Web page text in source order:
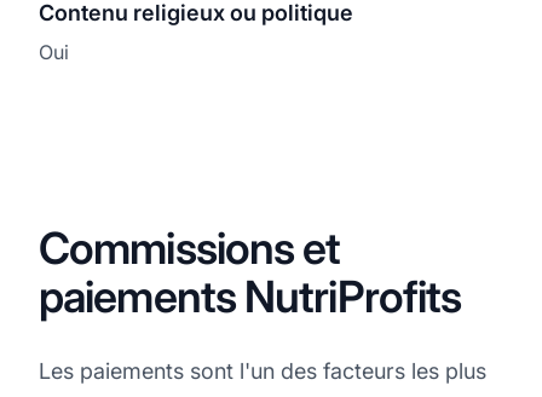
Contenu religieux ou politique
Oui
Commissions et
paiements NutriProfits
Les paiements sont l'un des facteurs les plus